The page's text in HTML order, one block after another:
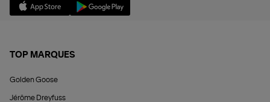
TOP MARQUES
Golden Goose
Jérôme Dreyfuss